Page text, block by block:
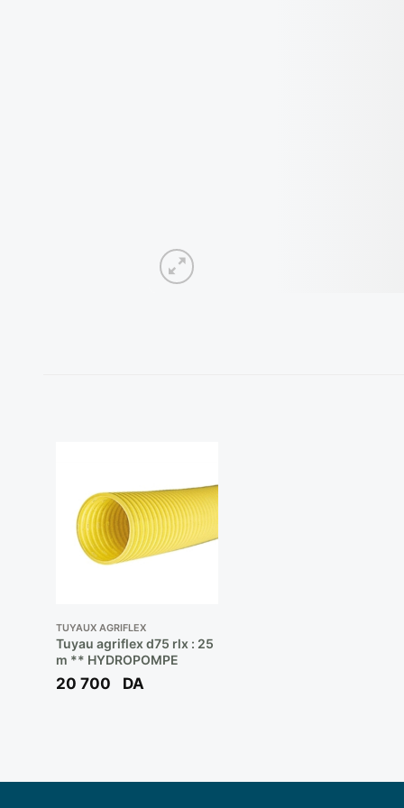
TUYAUX AGRIFLEX
Tuyau agriflex d75 rlx : 25
m ** HYDROPOMPE
20 700 DA